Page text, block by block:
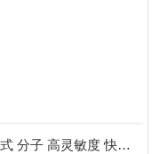
组合式 分子 高灵敏度 快速交联